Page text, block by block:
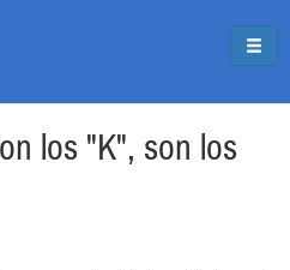
los "K", son los